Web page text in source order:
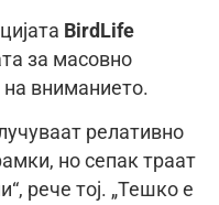
BirdLife
за масовно
вниманието.
релативно
но сепак траат
рече тој. „Тешко е